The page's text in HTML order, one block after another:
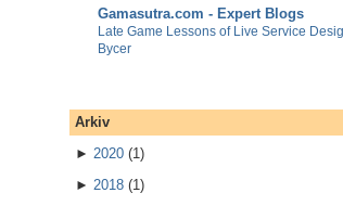
Gamasutra.com - Expert Blogs
Late Game Lessons of Live Service
Bycer
Arkiv
► 2020 (1)
► 2018 (1)